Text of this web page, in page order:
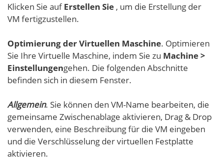
Klicken Sie aufErstellen Sie , um die Erstellung der
VM fertigzustellen.
Optimierung der Virtuellen Maschine. Optimieren
Sie Ihre Virtuelle Maschine, indem Sie zu Machine >
Einstellungengehen. Die folgenden Abschnitte
befinden sich in diesem Fenster.
Allgemein. Sie können den VM-Name bearbeiten, die
gemeinsame Zwischenablage aktivieren, Drag & Drop
verwenden, eine Beschreibung für die VM eingeben
und die Verschlüsselung der virtuellen Festplatte
aktivieren.